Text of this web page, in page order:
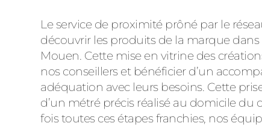
Le service de proximité prôné par le
découvrir les produits de la marque
Mouen. Cette mise en vitrine des
nos conseillers et bénéficier d’un
adéquation avec leurs besoins. Cette
d’un métré précis réalisé au domicile du
fois toutes ces étapes franchies, nos